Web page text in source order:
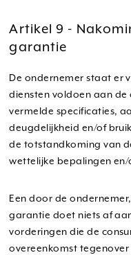
Artikel 9 -
garantie
De ondernemer staat er
diensten voldoen aan
vermelde specificaties,
deugdelijkheid en/of
de totstandkoming van
wettelijke bepalingen
Een door de
garantie doet niets af
vorderingen die de
overeenkomst